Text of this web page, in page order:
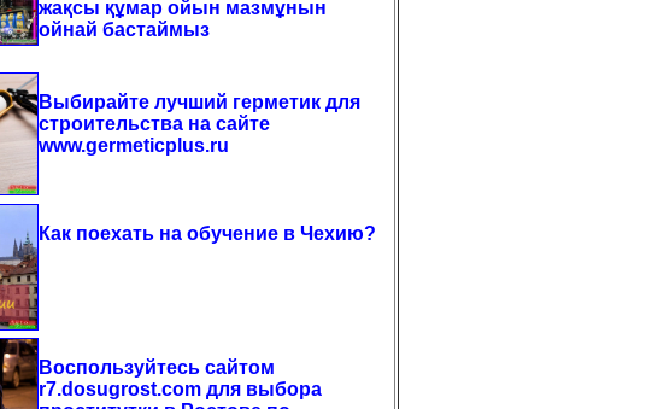
жақсы құмар ойын мазмұнын
ойнай бастаймыз
Выбирайте лучший герметик для
строительства на сайте
www.germeticplus.ru
Как поехать на обучение в Чехию?
Воспользуйтесь сайтом
r7.dosugrost.com для выбора